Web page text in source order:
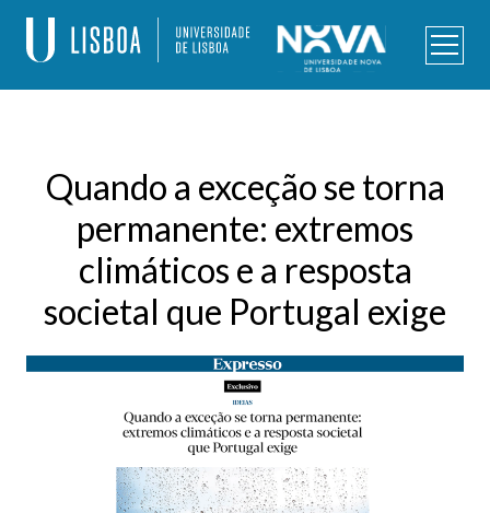
content
Programa de Doutoramento – Alterações Climáticas e
Quando a exceção se torna
permanente: extremos
climáticos e a resposta
societal que Portugal exige